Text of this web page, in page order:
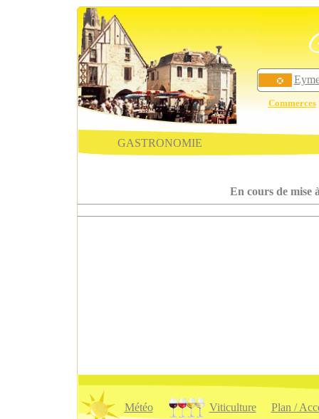
Commerces
GASTRONOMIE
En cours de mise
Météo Viticulture Plan /